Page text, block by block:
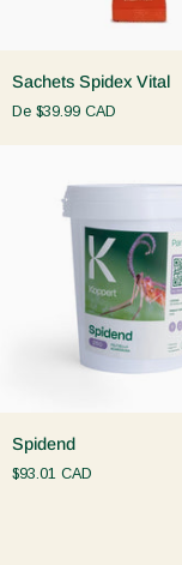
Sachets
Vital
Sachets Spidex Vital
De $39.99 CAD
Spidend
Spidend
$93.01 CAD